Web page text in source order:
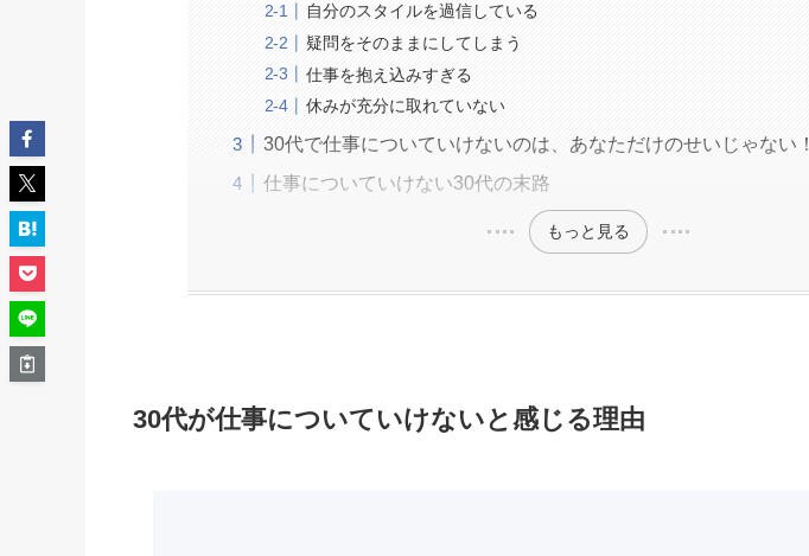
自分のスタイルを過信している
疑問をそのままにしてしまう
仕事を抱え込みすぎる
休みが充分に取れていない
30代で仕事についていけないのは、あなただけのせいじゃない！
仕事についていけない30代の末路
もっと見る
30代が仕事についていけないと感じる理由